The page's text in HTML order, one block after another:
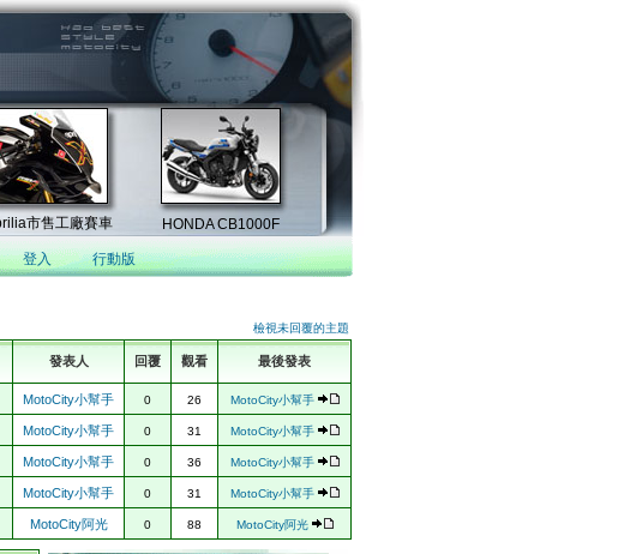
登入 行動版
檢視未回覆的主題
發表人 回覆 觀看 最後發表
MotoCity小幫手 0 26 MotoCity小幫手
MotoCity小幫手 0 31 MotoCity小幫手
MotoCity小幫手 0 36 MotoCity小幫手
MotoCity小幫手 0 31 MotoCity小幫手
MotoCity阿光 0 88 MotoCity阿光